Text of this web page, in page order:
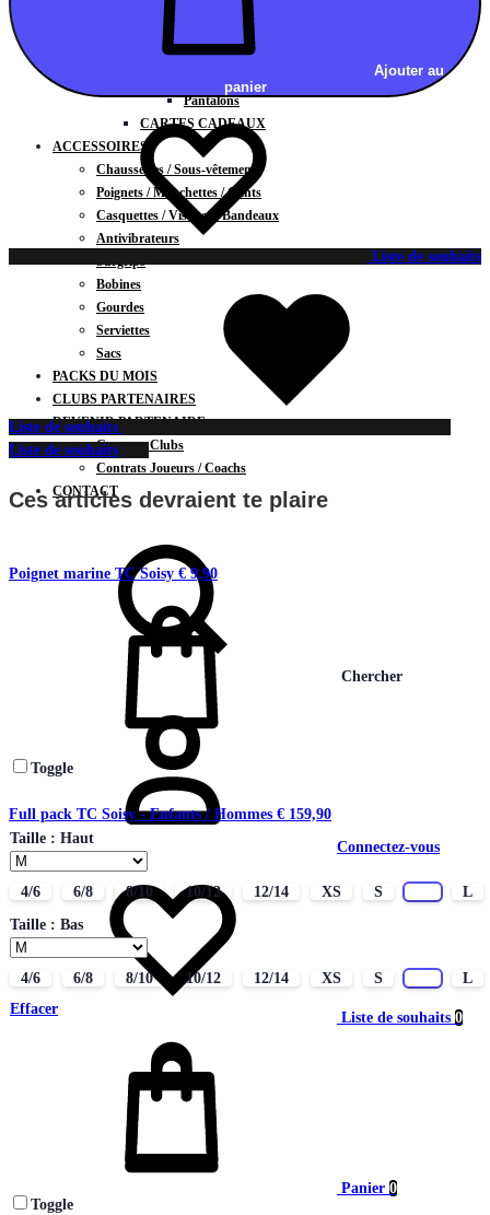
BAS
Shorts
Pantalons
CARTES CADEAUX
ACCESSOIRES
Chaussettes / Sous-vêtements
Poignets / Manchettes / Gants
Casquettes / Visières / Bandeaux
Antivibrateurs
Surgrips
Bobines
Gourdes
Serviettes
Sacs
PACKS DU MOIS
CLUBS PARTENAIRES
DEVENIR PARTENAIRE
Contrats Clubs
Contrats Joueurs / Coachs
CONTACT
Chercher
Connectez-vous
Liste de souhaits 0
Panier 0
Ajouter au
panier
Liste de souhaits
Liste de souhaits
Liste de souhaits
Ces articles devraient te plaire
Poignet marine TC Soisy € 9,90
Toggle
Full pack TC Soisy - Enfants / Hommes € 159,90
Taille : Haut
4/6 6/8 8/10 10/12 12/14 XS S
L
Taille : Bas
4/6 6/8 8/10 10/12 12/14 XS S
L
Effacer
Toggle